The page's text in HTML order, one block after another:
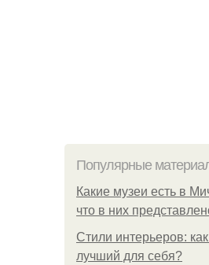
Популярные
Какие музеи есть в
что в них
Стили интерьеров:
лучший для себя?